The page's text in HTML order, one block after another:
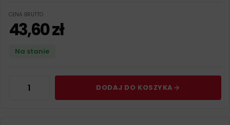
CENA BRUTTO
43,60zł
Na stanie
DODAJ DO KOSZYKA